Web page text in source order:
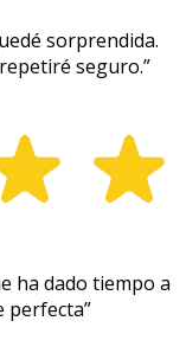
sorprendida.
seguro.”
ha dado tiempo a
perfecta”